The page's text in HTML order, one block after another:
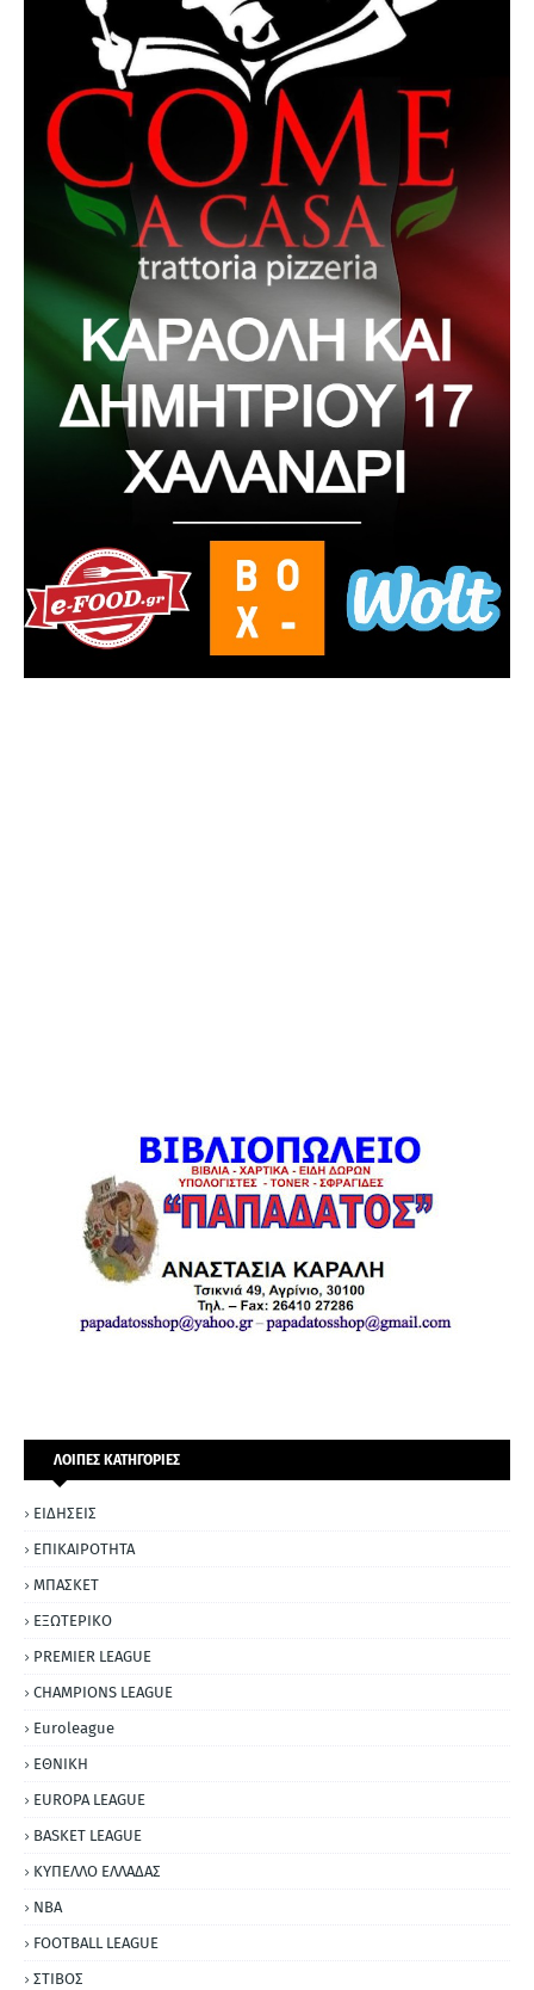
ΛΟΙΠΕΣ ΚΑΤΗΓΟΡΙΕΣ
ΕΙΔΗΣΕΙΣ
ΕΠΙΚΑΙΡΟΤΗΤΑ
ΜΠΑΣΚΕΤ
ΕΞΩΤΕΡΙΚΟ
PREMIER LEAGUE
CHAMPIONS LEAGUE
Euroleague
ΕΘΝΙΚΗ
EUROPA LEAGUE
BASKET LEAGUE
ΚΥΠΕΛΛΟ ΕΛΛΑΔΑΣ
NBA
FOOTBALL LEAGUE
ΣΤΙΒΟΣ